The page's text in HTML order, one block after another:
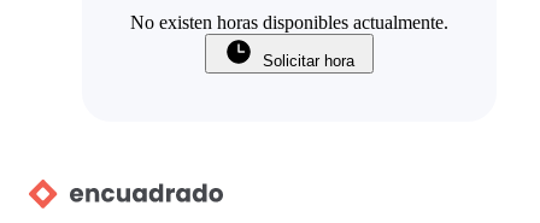
No existen horas disponibles actualmente.
Solicitar hora